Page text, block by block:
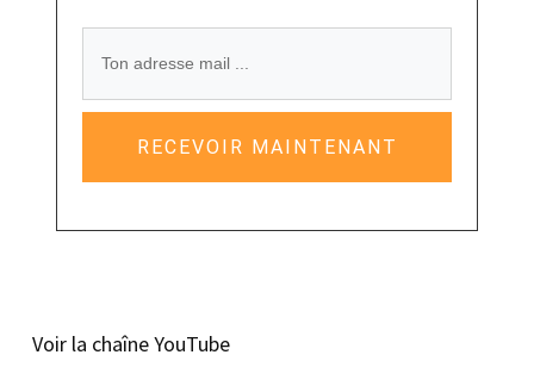
RECEVOIR MAINTENANT
Voir la chaîne YouTube